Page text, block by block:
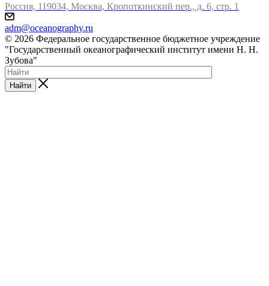
Россия, 119034, Москва, Кропоткинский пер., д. 6, стр. 1
adm@oceanography.ru
© 2026 Федеральное государственное бюджетное учреждение
"Государственный океанографический институт имени Н. Н.
Зубова"
Найти